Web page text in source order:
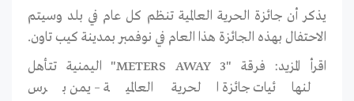
يذكر أن جائزة الحرية العالمية تنظم كل عام في بلد وسيتم
الاحتفال بهذه الجائزة هذا العام في نوفمبر بمدينة كيب تاون.
اقرأ المزيد: فرقة "3 METERS AWAY" اليمنية تتأهل
لنهائيات جائزة الحرية العالمية – يمن برس